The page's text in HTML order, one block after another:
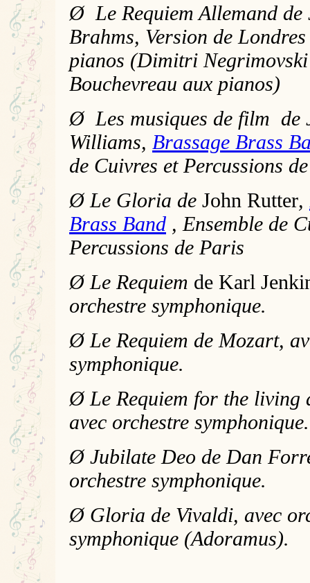
Ø Le Requiem Allemand de
Brahms, Version de
pianos (Dimitri
Bouchevreau aux pianos)
Ø Les musiques de film de
Williams, Brassage Brass
de Cuivres et Percussions
ØLe Gloria de John Rutter,
Brass Band , Ensemble de
Percussions de Paris
ØLe Requiem de Karl
orchestre symphonique.
Ø Le Requiem de Mozart,
symphonique.
Ø Le Requiem for the living
avec orchestre symphonique.
Ø Jubilate Deo de Dan
orchestre symphonique.
Ø Gloria de Vivaldi, avec
symphonique (Adoramus).